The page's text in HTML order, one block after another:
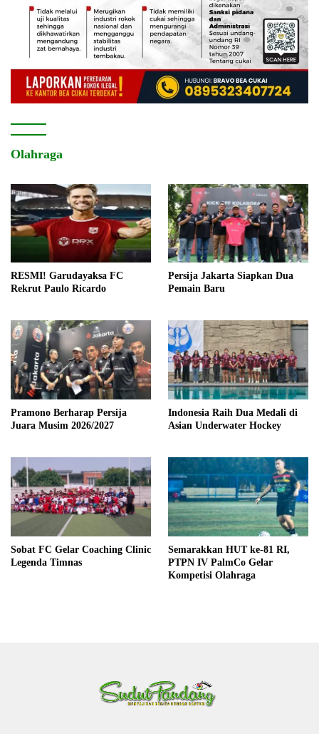
Olahraga
RESMI! Garudayaksa FC
Rekrut Paulo Ricardo
Persija Jakarta Siapkan Dua
Pemain Baru
Pramono Berharap Persija
Juara Musim 2026/2027
Indonesia Raih Dua Medali di
Asian Underwater Hockey
Sobat FC Gelar Coaching Clinic
Legenda Timnas
Semarakkan HUT ke-81 RI,
PTPN IV PalmCo Gelar
Kompetisi Olahraga